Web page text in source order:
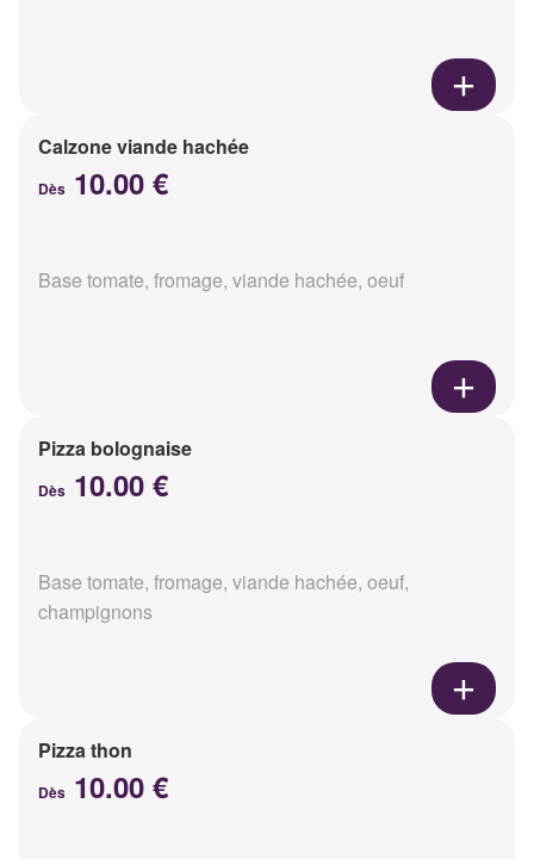
Calzone viande hachée
Dès 10.00 €
Base tomate, fromage, viande hachée, oeuf
Pizza bolognaise
Dès 10.00 €
Base tomate, fromage, viande hachée, oeuf,
champignons
Pizza thon
Dès 10.00 €